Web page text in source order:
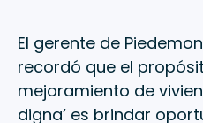
El gerente de
recordó que el
mejoramiento de
digna’ es brindar